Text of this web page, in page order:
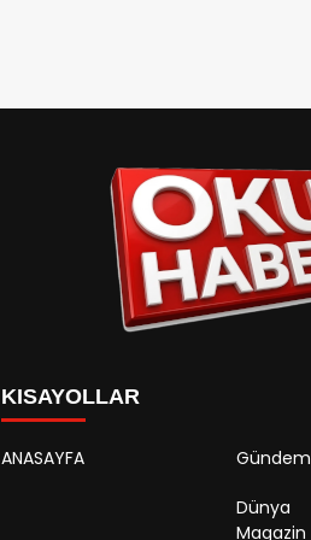
KISAYOLLAR
ANASAYFA Gündem
Dünya
Magazin